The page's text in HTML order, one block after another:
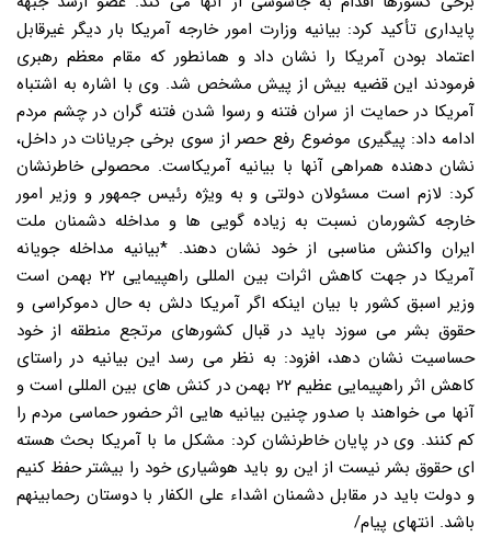
پایداری تأکید کرد: بیانیه وزارت امور خارجه آمریکا بار دیگر غیرقابل
اعتماد بودن آمریکا را نشان داد و همانطور که مقام معظم رهبری
فرمودند این قضیه بیش از پیش مشخص شد. وی با اشاره به اشتباه
آمریکا در حمایت از سران فتنه و رسوا شدن فتنه گران در چشم مردم
ادامه داد: پیگیری موضوع رفع حصر از سوی برخی جریانات در داخل،
نشان دهنده همراهی آنها با بیانیه آمریکاست. محصولی خاطرنشان
کرد: لازم است مسئولان دولتی و به ویژه رئیس جمهور و وزیر امور
خارجه کشورمان نسبت به زیاده گویی ها و مداخله دشمنان ملت
ایران واکنش مناسبی از خود نشان دهند. *بیانیه مداخله جویانه
آمریکا در جهت کاهش اثرات بین المللی راهپیمایی ۲۲ بهمن است
وزیر اسبق کشور با بیان اینکه اگر آمریکا دلش به حال دموکراسی و
حقوق بشر می سوزد باید در قبال کشورهای مرتجع منطقه از خود
حساسیت نشان دهد، افزود: به نظر می رسد این بیانیه در راستای
کاهش اثر راهپیمایی عظیم ۲۲ بهمن در کنش های بین المللی است و
آنها می خواهند با صدور چنین بیانیه هایی اثر حضور حماسی مردم را
کم کنند. وی در پایان خاطرنشان کرد: مشکل ما با آمریکا بحث هسته
ای حقوق بشر نیست از این رو باید هوشیاری خود را بیشتر حفظ کنیم
و دولت باید در مقابل دشمنان اشداء علی الکفار با دوستان رحمابینهم
باشد. انتهای پیام/